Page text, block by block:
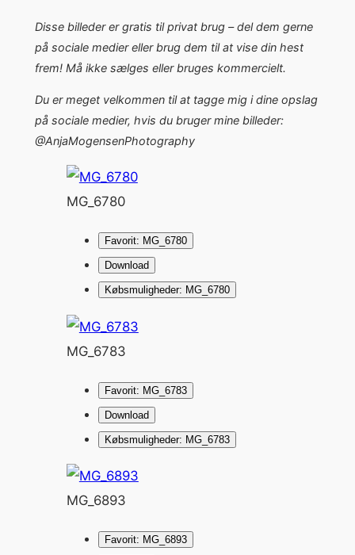
Disse billeder er gratis til privat brug – del dem gerne
på sociale medier eller brug dem til at vise din hest
frem! Må ikke sælges eller bruges kommercielt.
Du er meget velkommen til at tagge mig i dine opslag
på sociale medier, hvis du bruger mine billeder:
@AnjaMogensenPhotography
MG_6780
Favorit: MG_6780
Download
Købsmuligheder: MG_6780
MG_6783
Favorit: MG_6783
Download
Købsmuligheder: MG_6783
MG_6893
Favorit: MG_6893